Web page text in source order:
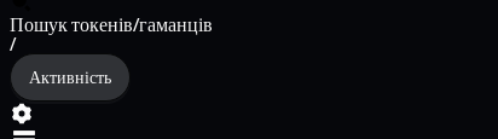
Пошук токенів/гаманців
/
Активність